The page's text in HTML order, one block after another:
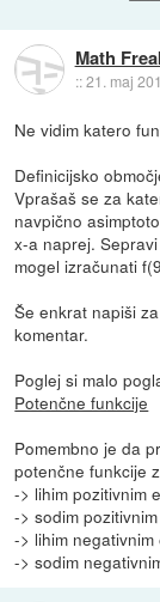
Math
::21. maj
Ne vidim katero
Definicijsko
Vprašaš se za
navpično
x-a naprej.
mogel izračunati
Še enkrat napiši
komentar.
Poglej si malo
Potenčne funkcije
Pomembno je da
potenčne funkcije
-> lihim pozitivnim
-> sodim
-> lihim
-> sodim